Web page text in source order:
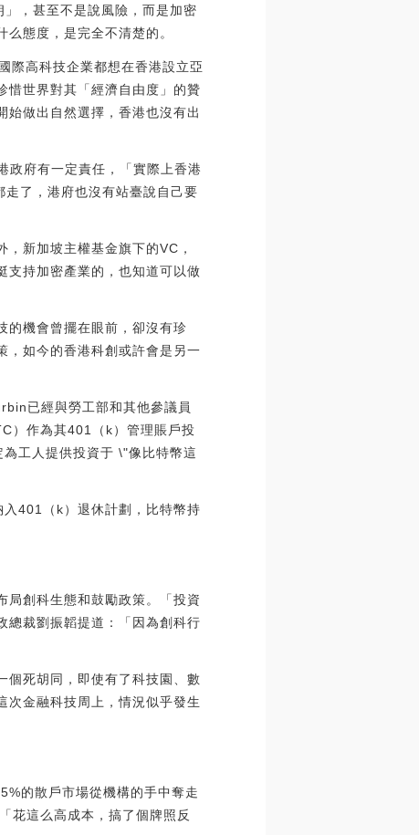
，甚至不是說風險，而是加密
態度，是完全不清楚的。
際高科技企業都想在香港設立亞
惜世界對其「經濟自由度」的贊
始做出自然選擇，香港也沒有出
政府有一定責任，「實際上香港
了，港府也沒有站臺說自己要
新加坡主權基金旗下的VC，
支持加密產業的，也知道可以做
的機會曾擺在眼前，卻沒有珍
，如今的香港科創或許會是另一
已經與勞工部和其他參議員
）作為其401（k）管理賬戶投
工人提供投資于 \"像比特幣這
401（k）退休計劃，比特幣持
局創科生態和鼓勵政策。「投資
總裁劉振韜提道：「因為創科行
個死胡同，即使有了科技園、數
次金融科技周上，情況似乎發生
的散戶市場從機構的手中奪走
花這么高成本，搞了個牌照反